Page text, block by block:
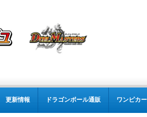
更新情報 ドラゴンボール通販 ワンピカ